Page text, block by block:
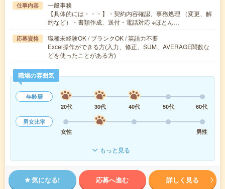
仕事内容
一般事務
【具体的には・・・】・契約内容確認、事務処理 （変更、解
約など）・書類作成、送付・電話対応 ※ほとん…
応募資格
職種未経験OK / ブランクOK / 英語力不要
Excel操作ができる方(入力、修正、SUM、AVERAGE関数な
どを使ったことがある方)
職場の雰囲気
年齢層
20代
30代 40代 50代
60代
男女比率
女性
男性
もっと見る
気になる! 応募へ進む 詳しく見る